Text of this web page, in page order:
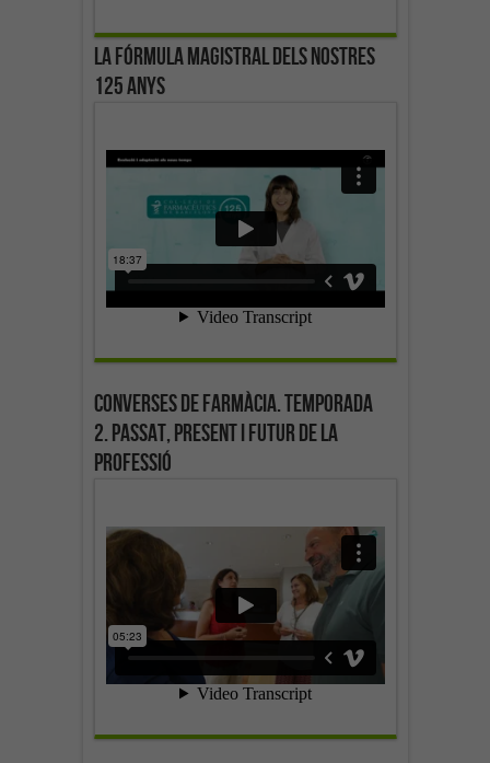
La fórmula magistral dels nostres
125 anys
Converses de farmàcia. Temporada
2. Passat, present i futur de la
professió